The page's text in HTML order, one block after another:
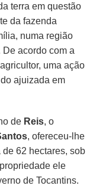
terra em questão
da fazenda
numa região
acordo com a
uma ação
ajuizada em
de Reis, o
, ofereceu-lhe
62 hectares, sob
ele
de Tocantins.